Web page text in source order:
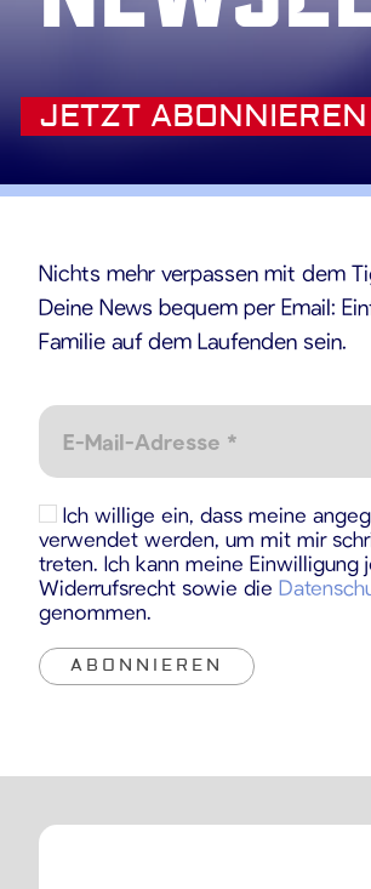
JETZT ABONNIEREN
Nichts mehr verpassen mit dem
Deine News bequem per Email:
Familie auf dem Laufenden sein.
Ich willige ein, dass meine
verwendet werden, um mit mir
treten. Ich kann meine
Widerrufsrecht sowie die
genommen.